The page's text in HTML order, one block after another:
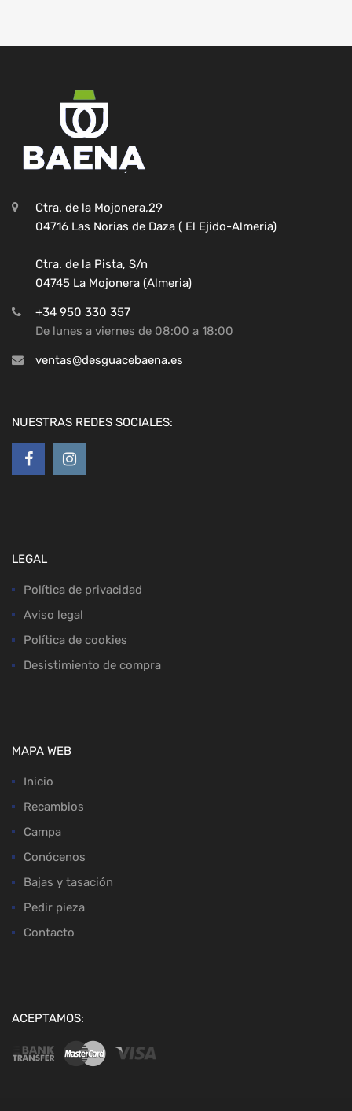
Ctra. de la Mojonera,29
04716 Las Norias de Daza ( El Ejido-Almeria)
Ctra. de la Pista, S/n
04745 La Mojonera (Almeria)
+34 950 330 357
De lunes a viernes de 08:00 a 18:00
ventas@desguacebaena.es
NUESTRAS REDES SOCIALES:
LEGAL
Política de privacidad
Aviso legal
Política de cookies
Desistimiento de compra
MAPA WEB
Inicio
Recambios
Campa
Conócenos
Bajas y tasación
Pedir pieza
Contacto
ACEPTAMOS: